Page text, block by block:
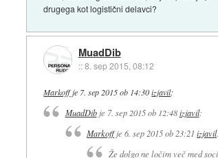
drugega kot logistični delavci?
MuadDib
::8. sep 2015, 08:12
Markoffje 7. sep 2015 ob 14:30 izjavil:
MuadDibje 7. sep 2015 ob 12:48 izjavil:
Markoffje 6. sep 2015 ob 23:21 izjavil:
Že dolgo ne ločim več med